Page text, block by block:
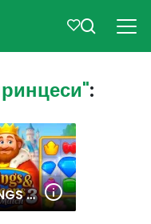
:
KINGS AND QUEENS MATCH 3